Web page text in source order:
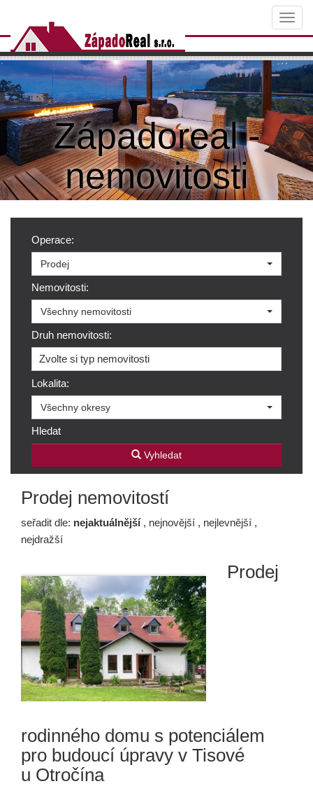
Západoreal -
nemovitosti
Operace:
Prodej
Nemovitosti:
Všechny nemovitosti
Druh nemovitosti:
Zvolte si typ nemovitosti
Lokalita:
Všechny okresy
Hledat
Vyhledat
Prodej nemovitostí
seřadit dle: nejaktuálnější , nejnovější , nejlevnější ,
nejdražší
Prodej
rodinného domu s potenciálem
pro budoucí úpravy v Tisové
u Otročína